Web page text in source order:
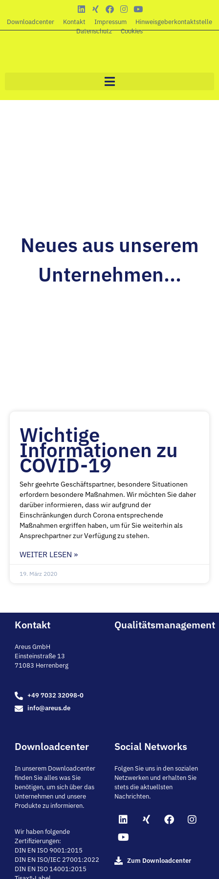
Downloadcenter Kontakt Impressum
Hinweisgeberkontaktstelle
Datenschutz
Cookies
Neues aus unserem
Unternehmen...
Wichtige
Informationen zu
COVID-19
Sehr geehrte Geschäftspartner, besondere Situationen
erfordern besondere Maßnahmen. Wir möchten Sie daher
darüber informieren, dass wir aufgrund der
Einschränkungen durch Corona entsprechende
Maßnahmen ergriffen haben, um für Sie weiterhin als
Ansprechpartner zur Verfügung zu stehen.
WEITER LESEN »
19. März 2020
Kontakt
Areus GmbH
Einsteinstraße 13
71083 Herrenberg
+49 7032 32098-0
info@areus.de
Qualitätsmanagement
Downloadcenter
In unserem Downloadcenter
finden Sie alles was Sie
benötigen, um sich über das
Unternehmen und unsere
Produkte zu informieren.
Wir haben folgende
Zertifizierungen:
DIN EN ISO 9001:2015
DIN EN ISO/IEC 27001:2022
DIN EN ISO 14001:2015
Social Networks
Folgen Sie uns in den sozialen
Netzwerken und erhalten Sie
stets die aktuellsten
Nachrichten.
Zum Downloadcenter